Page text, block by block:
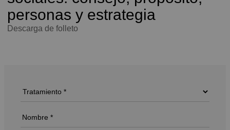
personas y estrategia
Descarga de folleto